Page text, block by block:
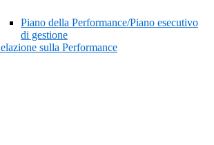
Piano della Performance/Piano esecutivo
di gestione
sulla Performance